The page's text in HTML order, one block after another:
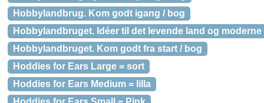
Hobbylandbrug. Kom godt igang / bog
Hobbylandbruget. Idéer til det levende land og
Hobbylandbruget. Kom godt fra start / bog
Hoddies for Ears Large = sort
Hoddies for Ears Medium = lilla